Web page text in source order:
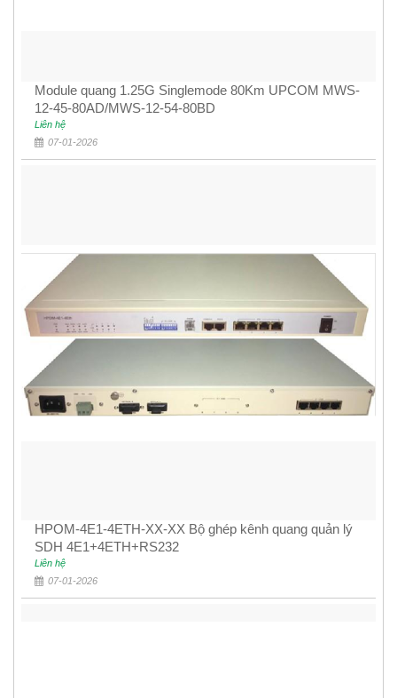
Module quang 1.25G Singlemode 80Km UPCOM MWS-
12-45-80AD/MWS-12-54-80BD
Liên hệ
07-01-2026
HPOM-4E1-4ETH-XX-XX Bộ ghép kênh quang quản lý
SDH 4E1+4ETH+RS232
Liên hệ
07-01-2026